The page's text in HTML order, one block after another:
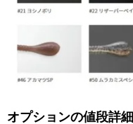
オプションの値段詳細